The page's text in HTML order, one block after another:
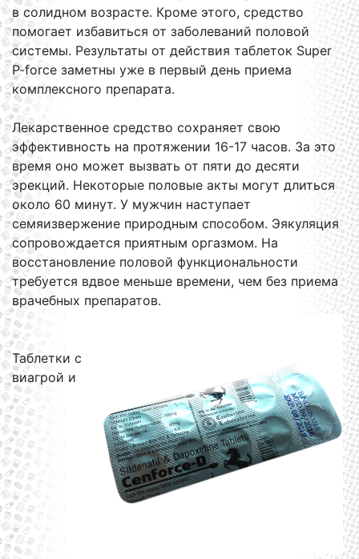
в солидном возрасте. Кроме этого, средство
помогает избавиться от заболеваний половой
системы. Результаты от действия таблеток Super
P-force заметны уже в первый день приема
комплексного препарата.
Лекарственное средство сохраняет свою
эффективность на протяжении 16-17 часов. За это
время оно может вызвать от пяти до десяти
эрекций. Некоторые половые акты могут длиться
около 60 минут. У мужчин наступает
семяизвержение природным способом. Эякуляция
сопровождается приятным оргазмом. На
восстановление половой функциональности
требуется вдвое меньше времени, чем без приема
врачебных препаратов.
Таблетки с
виагрой и